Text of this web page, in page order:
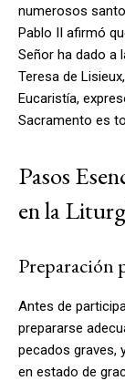
numerosos
Pablo II afirmó
Señor ha dado a
Teresa de
Eucaristía,
Sacramento es
Pasos
en la
Preparación
Antes de
prepararse
pecados graves,
en estado de